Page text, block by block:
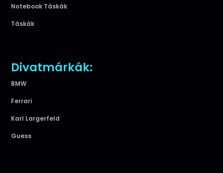
Notebook Táskák
Táskák
Divatmárkák:
BMW
Ferrari
Karl Largerfeld
Guess